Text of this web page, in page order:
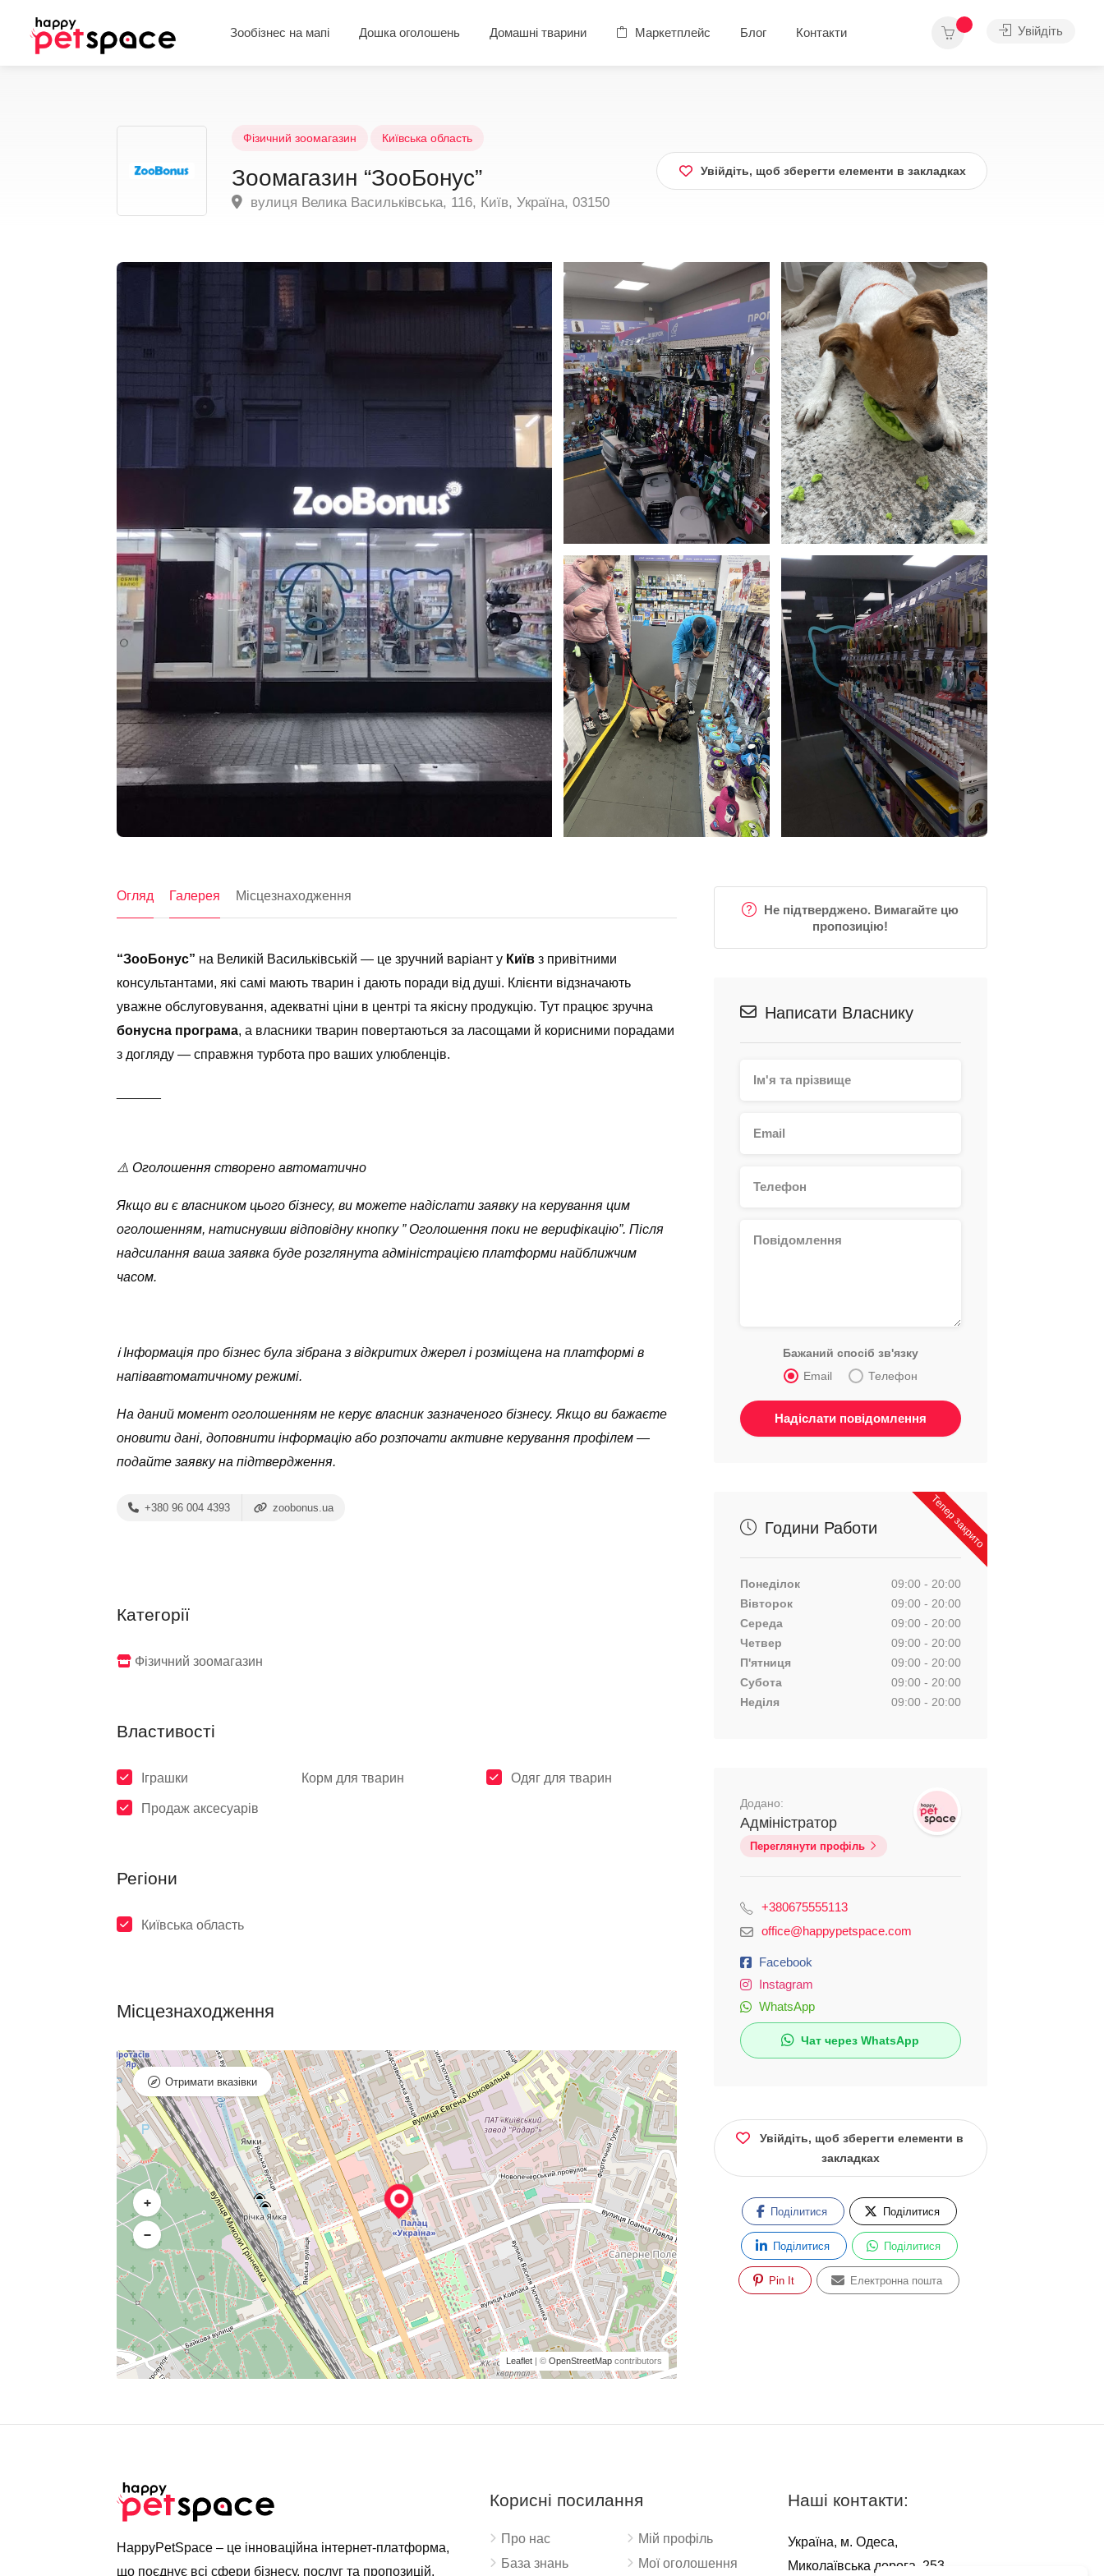
Зообізнес на мапі Дошка оголошень Домашні тварини Маркетплейс Блог Контакти Увійдіть
Фізичний зоомагазин Київська область
Зоомагазин “ЗооБонус”
вулиця Велика Васильківська, 116, Київ, Україна, 03150
Увійдіть, щоб зберегти елементи в закладках
Огляд Галерея Місцезнаходження
“ЗооБонус” на Великій Васильківській — це зручний варіант у Київ з привітними
консультантами, які самі мають тварин і дають поради від душі. Клієнти відзначають
уважне обслуговування, адекватні ціни в центрі та якісну продукцію. Тут працює зручна
бонусна програма, а власники тварин повертаються за ласощами й корисними порадами
з догляду — справжня турбота про ваших улюбленців.
⚠️ Оголошення створено автоматично
Якщо ви є власником цього бізнесу, ви можете надіслати заявку на керування цим
оголошенням, натиснувши відповідну кнопку ” Оголошення поки не верифікацію”. Після
надсилання ваша заявка буде розглянута адміністрацією платформи найближчим
часом.
ℹ️ Інформація про бізнес була зібрана з відкритих джерел і розміщена на платформі в
напівавтоматичному режимі.
На даний момент оголошенням не керує власник зазначеного бізнесу. Якщо ви бажаєте
оновити дані, доповнити інформацію або розпочати активне керування профілем —
подайте заявку на підтвердження.
+380 96 004 4393 zoobonus.ua
Категорії
Фізичний зоомагазин
Властивості
Іграшки Корм для тварин Одяг для тварин
Продаж аксесуарів
Регіони
Київська область
Місцезнаходження
+
−
Leaflet| © OpenStreetMapcontributors
Отримати вказівки
Не підтверджено. Вимагайте цю
пропозицію!
Написати Власнику
Бажаний спосіб зв'язку
Email
Телефон
Тепер закрито
Години Работи
Понеділок
09:00 - 20:00
Вівторок
09:00 - 20:00
Середа
09:00 - 20:00
Четвер
09:00 - 20:00
П'ятниця
09:00 - 20:00
Субота
09:00 - 20:00
Неділя
09:00 - 20:00
Додано:
Адміністратор
Переглянути профіль
+380675555113
office@happypetspace.com
Facebook
Instagram
WhatsApp
Чат через WhatsApp
Увійдіть, щоб зберегти елементи в
закладках
Поділитися Поділитися
Поділитися Поділитися
Pin It Електронна пошта
HappyPetSpace – це інноваційна інтернет-платформа,
що поєднує всі сфери бізнесу, послуг та пропозицій,
Корисні посилання
Про нас
База знань
Мій профіль
Мої оголошення
Наші контакти:
Україна, м. Одеса,
Миколаївська дорога, 253